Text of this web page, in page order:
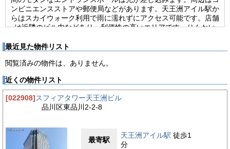
ンビニエンスストアや郵便局などがあります。天王洲アイル駅か
らはスカイウォーク利用で雨に濡れずにアクセス可能です。店舗
は近隣のビル内などあり、利便性の高いエリアです。りんかい
歩3分圏内でアクセス出来ます。近くにバス停があるので、バス
年リニューアル済みです。鉄骨造・地上22階地下2階建て、基準
開放、室内は24時間利用可能です。機械警備完備でセキュリテ
ィ万全です。21人乗りのエレベーターを10基設置。151台収容可
能な駐車場を完備しております。貸室内は天井高約2,650mmの
整形無柱空間です。主な設備はセントラル空調・OAフロア・光
【周辺ガイド】
最近見た物件リスト
閲覧済みの物件は、ありません。
近くの物件リスト
[022908]スフィアタワー天王洲ビル
品川区東品川2-2-8
最寄駅
天王洲アイル駅 徒歩1
分